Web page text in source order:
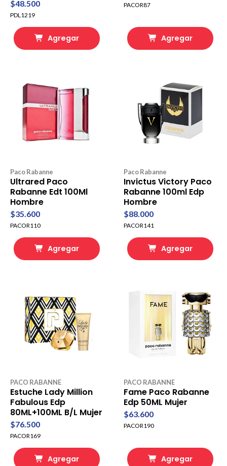
$48.500
PDL1219
Agregar
PACOR87
Agregar
Paco Rabanne
Ultrared Paco
Rabanne Edt 100Ml
Hombre
$35.600
PACOR110
Agregar
Paco Rabanne
Invictus Victory Paco
Rabanne 100ml Edp
Hombre
$88.000
PACOR141
Agregar
PACO RABANNE
Estuche Lady Million
Fabulous Edp
80ML+100ML B/L Mujer
$76.500
PACOR169
Agregar
PACO RABANNE
Fame Paco Rabanne
Edp 50ML Mujer
$63.600
PACOR190
Agregar